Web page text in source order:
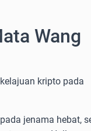
Wang
kripto pada
jenama hebat,